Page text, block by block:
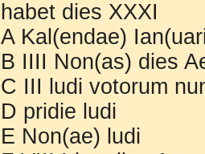
habet dies XXXI
A Kal(endae)
B IIII Non(as) dies
C III ludi votorum
D pridie ludi
E Non(ae) ludi